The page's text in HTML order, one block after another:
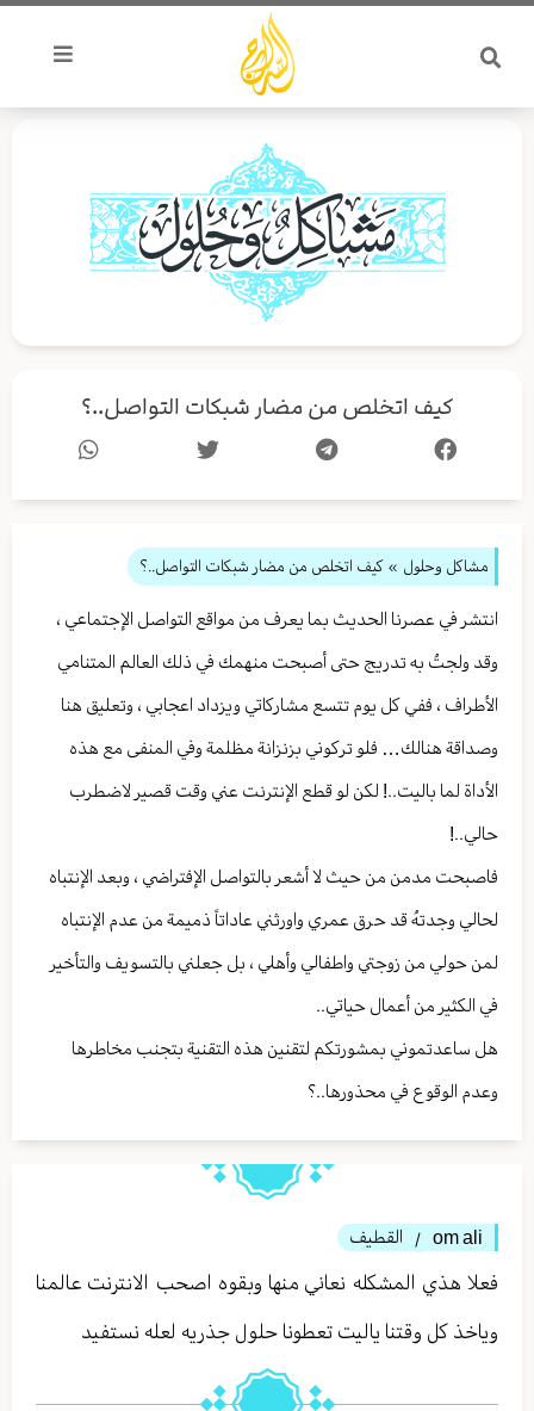
تخطي
المحتوى
كيف اتخلص من مضار شبكات التواصل..؟
مشاكل وحلول » كيف اتخلص من مضار شبكات التواصل..؟
انتشر في عصرنا الحديث بما يعرف من مواقع التواصل الإجتماعي ،
وقد ولجتُ به تدريج حتى أصبحت منهمك في ذلك العالم المتنامي
الأطراف ، ففي كل يوم تتسع مشاركاتي ويزداد اعجابي ، وتعليق هنا
وصداقة هنالك… فلو تركوني بزنزانة مظلمة وفي المنفى مع هذه
الأداة لما باليت..! لكن لو قطع الإنترنت عني وقت قصير لاضطرب
حالي..!
فاصبحت مدمن من حيث لا أشعر بالتواصل الإفتراضي ، وبعد الإنتباه
لحالي وجدتهُ قد حرق عمري واورثني عاداتاً ذميمة من عدم الإنتباه
لمن حولي من زوجتي واطفالي وأهلي ، بل جعلني بالتسويف والتأخير
في الكثير من أعمال حياتي..
هل ساعدتموني بمشورتكم لتقنين هذه التقنية بتجنب مخاطرها
وعدم الوقوع في محذورها..؟
om ali
/ القطيف
فعلا هذي المشكله نعاني منها وبقوه اصحب الانترنت عالمنا
وياخذ كل وقتنا ياليت تعطونا حلول جذريه لعله نستفيد